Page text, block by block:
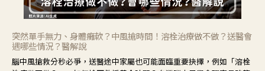
突然單手無力、身體癱軟？中風搶時間！溶栓治療做不做？送醫會
遇哪些情況？醫解說
腦中風搶救分秒必爭，送醫途中家屬也可能面臨重要抉擇，例如「溶栓